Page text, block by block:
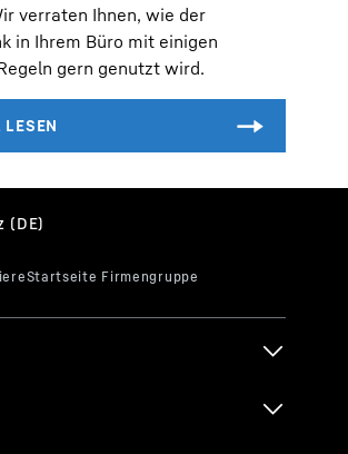
verraten Ihnen, wie der
in Ihrem Büro mit einigen
gern genutzt wird.